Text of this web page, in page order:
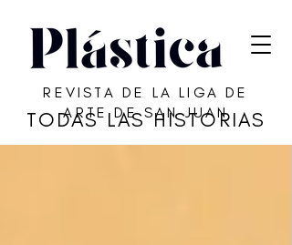
REVISTA DE LA LIGA DE
ARTE DE SAN JUAN
TODAS LAS HISTORIAS